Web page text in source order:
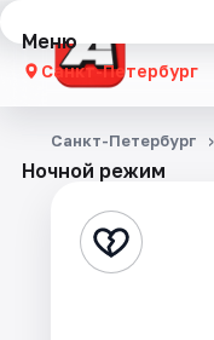
Меню
Санкт-Петербург
Концерты
Стендап
Ночной режим
Санкт-Петербург